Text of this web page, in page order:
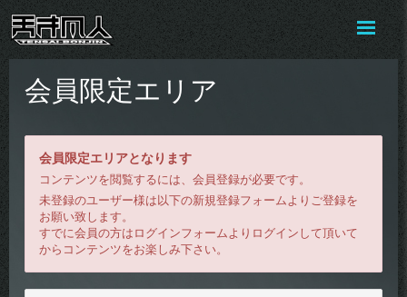
会員限定エリア
会員限定エリアとなります
コンテンツを閲覧するには、会員登録が必要です。
未登録のユーザー様は以下の新規登録フォームよりご登録を
お願い致します。
すでに会員の方はログインフォームよりログインして頂いて
からコンテンツをお楽しみ下さい。